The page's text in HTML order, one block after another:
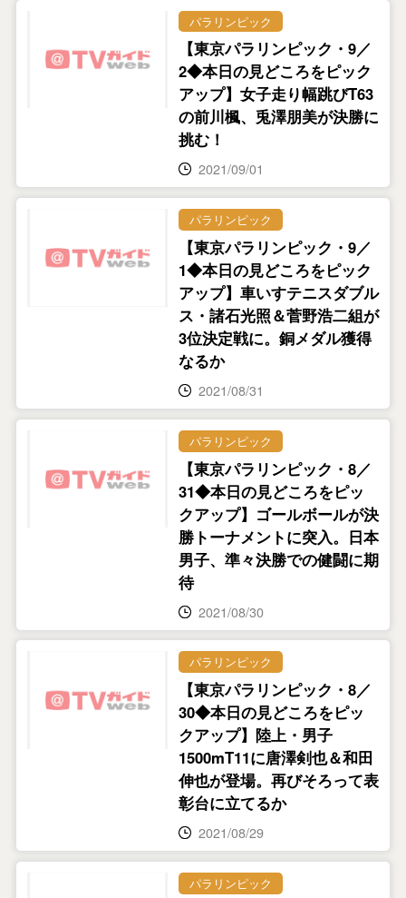
パラリンピック
【東京パラリンピック・9／
2◆本日の見どころをピック
アップ】女子走り幅跳びT63
の前川楓、兎澤朋美が決勝に
挑む！
2021/09/01
パラリンピック
【東京パラリンピック・9／
1◆本日の見どころをピック
アップ】車いすテニスダブル
ス・諸石光照＆菅野浩二組が
3位決定戦に。銅メダル獲得
なるか
2021/08/31
パラリンピック
【東京パラリンピック・8／
31◆本日の見どころをピッ
クアップ】ゴールボールが決
勝トーナメントに突入。日本
男子、準々決勝での健闘に期
待
2021/08/30
パラリンピック
【東京パラリンピック・8／
30◆本日の見どころをピッ
クアップ】陸上・男子
1500mT11に唐澤剣也＆和田
伸也が登場。再びそろって表
彰台に立てるか
2021/08/29
パラリンピック